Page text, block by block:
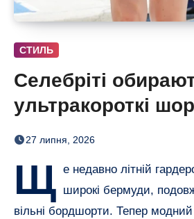
СТИЛЬ
Селебріті
ультракороткі
бермуди отримали
27 липня, 2026
Щ е недавно літній
широкі бермуди,
вільні бордшорти. Тепер модний